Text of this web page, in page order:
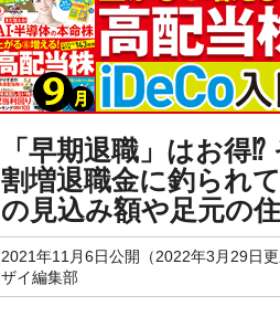
「早期退職」はお得
割増退職金に釣られ
の見込み額や足元の
2021年11月6日公開（2022年3月29日更
ザイ編集部